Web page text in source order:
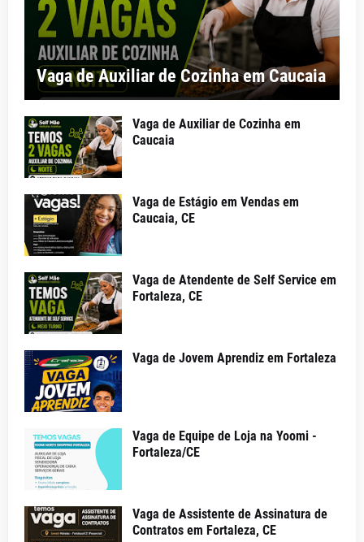
Vaga de Auxiliar de Cozinha em Caucaia
Vaga de Auxiliar de Cozinha em
Caucaia
Vaga de Estágio em Vendas em
Caucaia, CE
Vaga de Atendente de Self Service em
Fortaleza, CE
Vaga de Jovem Aprendiz em Fortaleza
Vaga de Equipe de Loja na Yoomi -
Fortaleza/CE
Vaga de Assistente de Assinatura de
Contratos em Fortaleza, CE